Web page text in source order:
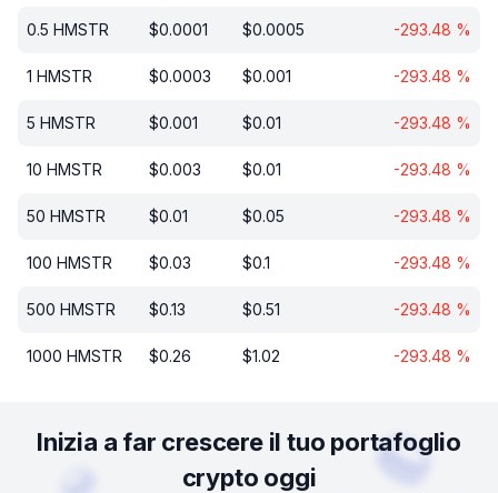
0.5 HMSTR $0.0001 $0.0005 -293.48 %
1 HMSTR $0.0003 $0.001 -293.48 %
5 HMSTR $0.001 $0.01 -293.48 %
10 HMSTR $0.003 $0.01 -293.48 %
50 HMSTR $0.01 $0.05 -293.48 %
100 HMSTR $0.03 $0.1 -293.48 %
500 HMSTR $0.13 $0.51 -293.48 %
1000 HMSTR $0.26 $1.02 -293.48 %
Inizia a far crescere il tuo portafoglio
crypto oggi